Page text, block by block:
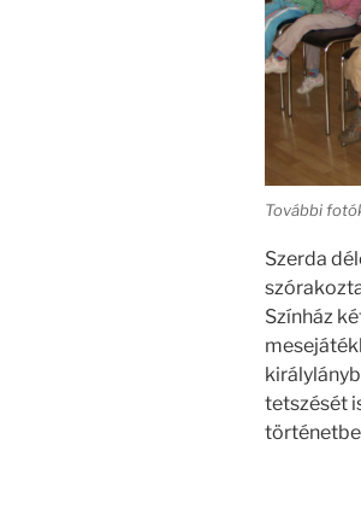
További
Szerda
Színház
tetszését